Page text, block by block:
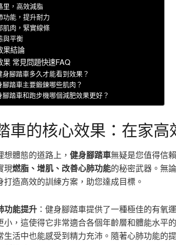
里，高效減脂
功能，提升耐力
肌肉，緊實線條
與平衡
果結論
果 常見問題快速FAQ
身腳踏車多久才能看到效果？
腳踏車主要鍛鍊哪些肌肉？
腳踏車和跑步機哪個減肥效果更好？
車的核心效果：在家
體態的道路上， 健身腳踏車無疑是您值得信
現燃脂、增肌、改善心肺功能的秘密武器。無
打造高效的訓練方案，助您達成目標。
功能提升 ：健身腳踏車提供了一種極佳的有氧
小，這使得它非常適合各個年齡層和體能水平
生活中也能感受到精力充沛。隨著心肺功能